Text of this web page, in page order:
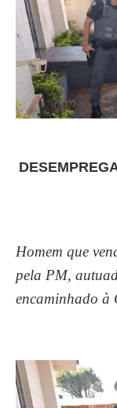
Homem que
pela PM,
encaminhado à